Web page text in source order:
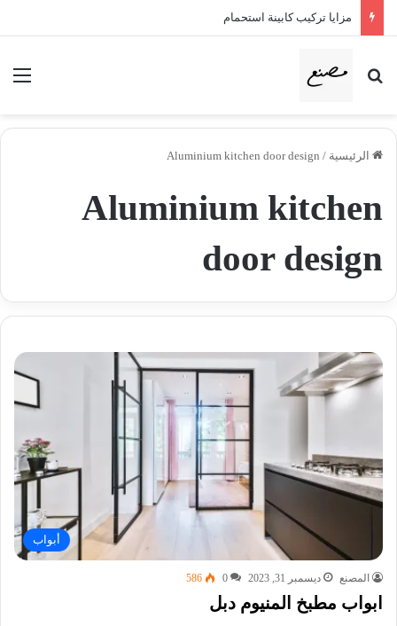
مزايا تركيب كابينة استحمام
بحث عن
الرئيسية /
Aluminium kitchen door design
Aluminium kitchen
door design
أبواب
المصنع ديسمبر 31, 2023 0
586
ابواب مطبخ المنيوم دبل